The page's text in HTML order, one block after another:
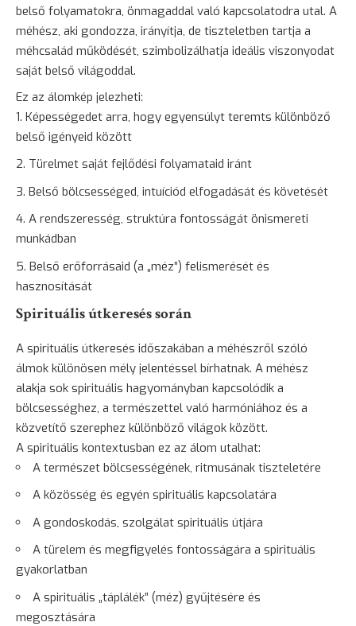
belső folyamatokra, önmagaddal való kapcsolatodra utal. A
méhész, aki gondozza, irányítja, de tiszteletben tartja a
méhcsalád működését, szimbolizálhatja ideális viszonyodat
saját belső világoddal.
Ez az álomkép jelezheti:
Képességedet arra, hogy egyensúlyt teremts különböző
belső igényeid között
Türelmet saját fejlődési folyamataid iránt
Belső bölcsességed, intuíciód elfogadását és követését
A rendszeresség, struktúra fontosságát önismereti
munkádban
Belső erőforrásaid (a „méz”) felismerését és
hasznosítását
Spirituális útkeresés során
A spirituális útkeresés időszakában a méhészről szóló
álmok különösen mély jelentéssel bírhatnak. A méhész
alakja sok spirituális hagyományban kapcsolódik a
bölcsességhez, a természettel való harmóniához és a
közvetítő szerephez különböző világok között.
A spirituális kontextusban ez az álom utalhat:
A természet bölcsességének, ritmusának tiszteletére
A közösség és egyén spirituális kapcsolatára
A gondoskodás, szolgálat spirituális útjára
A türelem és megfigyelés fontosságára a spirituális
gyakorlatban
A spirituális „táplálék” (méz) gyűjtésére és
megosztására